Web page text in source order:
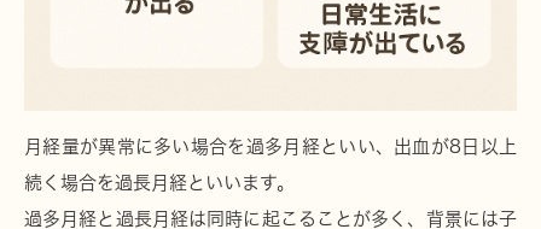
月経量が異常に多い場合を 過多月経といい、出血が8日以上
続く場合を過長月経といいます。
過多月経と過長月経は同時に起こることが多く、背景には子